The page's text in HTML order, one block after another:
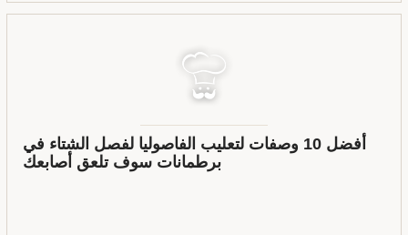
أفضل 10 وصفات لتعليب الفاصوليا لفصل الشتاء في
برطمانات سوف تلعق أصابعك